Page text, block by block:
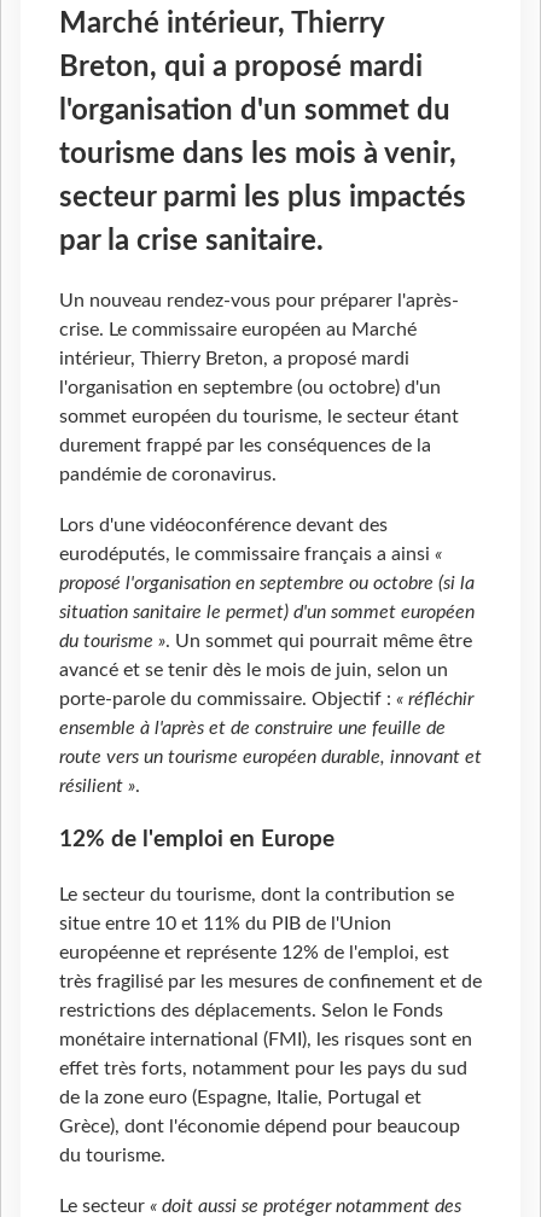
Marché intérieur, Thierry
Breton, qui a proposé mardi
l'organisation d'un sommet du
tourisme dans les mois à venir,
secteur parmi les plus impactés
par la crise sanitaire.
Un nouveau rendez-vous pour préparer l'après-
crise. Le commissaire européen au Marché
intérieur, Thierry Breton, a proposé mardi
l'organisation en septembre (ou octobre) d'un
sommet européen du tourisme, le secteur étant
durement frappé par les conséquences de la
pandémie de coronavirus.
Lors d'une vidéoconférence devant des
eurodéputés, le commissaire français a ainsi «
proposé l'organisation en septembre ou octobre (si la
situation sanitaire le permet) d'un sommet européen
du tourisme ». Un sommet qui pourrait même être
avancé et se tenir dès le mois de juin, selon un
porte-parole du commissaire. Objectif : « réfléchir
ensemble à l'après et de construire une feuille de
route vers un tourisme européen durable, innovant et
résilient ».
12% de l'emploi en Europe
Le secteur du tourisme, dont la contribution se
situe entre 10 et 11% du PIB de l'Union
européenne et représente 12% de l'emploi, est
très fragilisé par les mesures de confinement et de
restrictions des déplacements. Selon le Fonds
monétaire international (FMI), les risques sont en
effet très forts, notamment pour les pays du sud
de la zone euro (Espagne, Italie, Portugal et
Grèce), dont l'économie dépend pour beaucoup
du tourisme.
Le secteur « doit aussi se protéger notamment des